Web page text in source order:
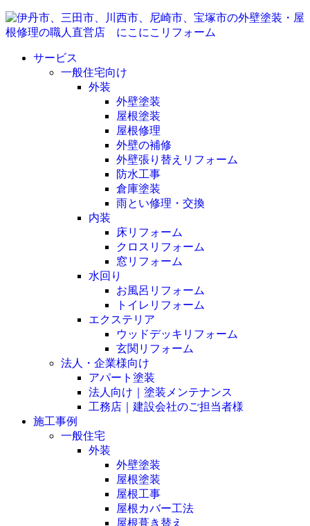
サービス
一般住宅向け
外装
外壁塗装
屋根塗装
屋根修理
外壁の補修
外壁張り替えリフォーム
防水工事
倉庫塗装
雨とい修理・交換
内装
床リフォーム
クロスリフォーム
窓リフォーム
水回り
お風呂リフォーム
トイレリフォーム
エクステリア
ウッドデッキリフォーム
玄関リフォーム
法人・企業様向け
アパート塗装
法人向け｜塗装メンテナンス
工務店｜建設会社のご担当者様
施工事例
一般住宅
外装
外壁塗装
屋根塗装
屋根工事
屋根カバー工法
屋根葺き替え